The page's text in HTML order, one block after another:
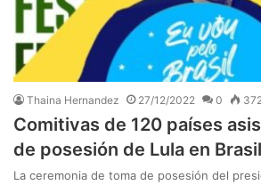
Thaina Hernandez 27/12/2022 0
Comitivas de 120 países
de posesión de Lula en Brasil
La ceremonia de toma de posesión del